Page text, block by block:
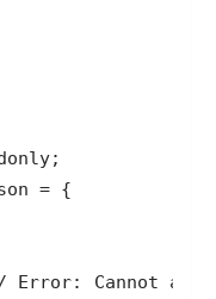
Error: Cannot